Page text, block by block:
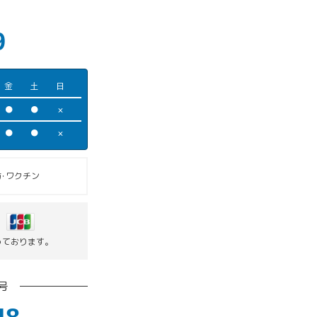
金 土
日
●
●
×
●
● ×
ワクチン
おります。